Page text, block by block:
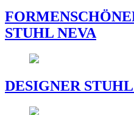
STUHL NEVA
DESIGNER